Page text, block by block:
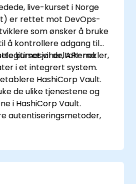
live-kurset i Norge
er rettet mot DevOps-
som ønsker å bruke
å kontrollere adgang til
API-nøkler,
i et integrert system.
kurset vil deltakerne
HashiCorp Vault.
de ulike tjenestene og
i HashiCorp Vault.
autentiseringsmetoder,
oppgaver for å sikre en
HashiCorp Vault-
som